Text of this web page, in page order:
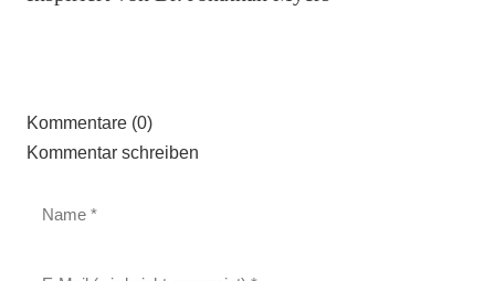
Kommentare (0)
Kommentar schreiben